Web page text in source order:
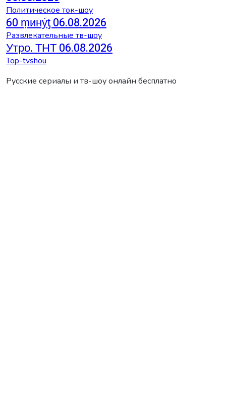
Политическое ток-шоу
60 ṃинẏƫ 06.08.2026
Развлекательные тв-шоу
Утро. ТНТ 06.08.2026
Top-tvshou
Русские сериалы и тв-шоу онлайн бесплатно